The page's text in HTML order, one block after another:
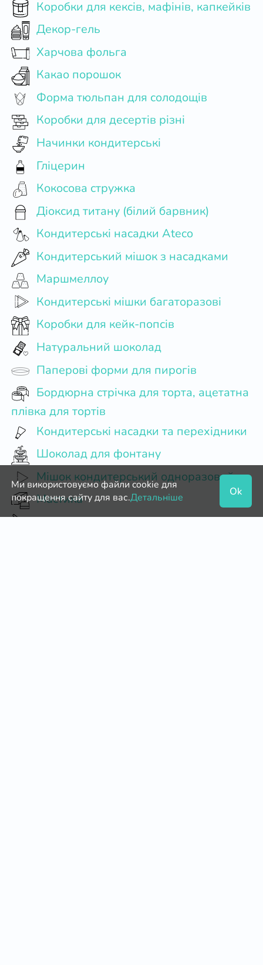
Коробки для кексів, мафінів, капкейків
Декор-гель
Харчова фольга
Какао порошок
Форма тюльпан для солодощів
Коробки для десертів різні
Начинки кондитерські
Гліцерин
Кокосова стружка
Діоксид титану (білий барвник)
Кондитерські насадки Ateco
Кондитерський мішок з насадками
Маршмеллоу
Кондитерські мішки багаторазові
Коробки для кейк-попсів
Натуральний шоколад
Паперові форми для пирогів
плівка для тортів
Кондитерські насадки та перехідники
Шоколад для фонтану
Мішок кондитерський одноразовий
Мастика
Терте какао
Ми використовуємо файли cookie для
покращення сайту для вас.Детальніше Ok